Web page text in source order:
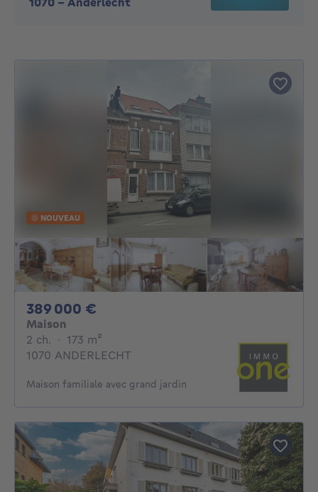
NOUVEAU
389 000 €
Maison
2 ch. 2 chambres
· 173 m²
1070 ANDERLECHT
Maison familiale avec grand jardin